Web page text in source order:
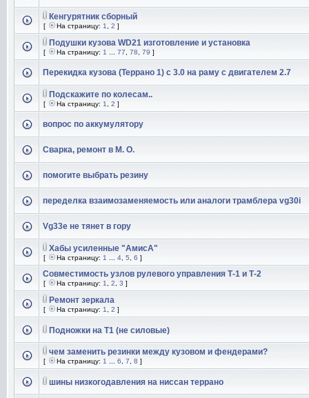
Кенгурятник сборный
[ На страницу: 1 2 ]
Подушки кузова WD21 изготовление и установка
[ На страницу: 1 77 78 79 ]
Перекидка кузова (Террано 1) с 3.0 на раму с двигателем 2.7
Подскажите по колесам..
[ На страницу: 1 2 ]
вопрос по аккумулятору
Сварка, ремонт в М. О.
помогите выбрать резину
переделка взаимозаменяемость или аналоги трамблера vg30i
Vg33e не тянет в гору
Хабы усиленные "АмисА"
[ На страницу: 1 4 5 6 ]
Совместимость узлов рулевого управления Т-1 и Т-2
[ На страницу: 1 2 3 ]
Ремонт зеркала
[ На страницу: 1 2 ]
Подножки на Т1 (не силовые)
чем заменить резинки между кузовом и фендерами?
[ На страницу: 1 6 7 8 ]
шины низкогодавления на ниссан террано